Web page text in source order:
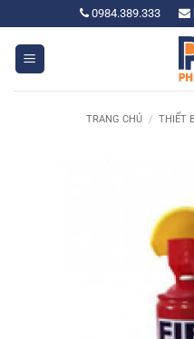
qua
dung
0984.389.333
TRANG CHỦ / THIẾT